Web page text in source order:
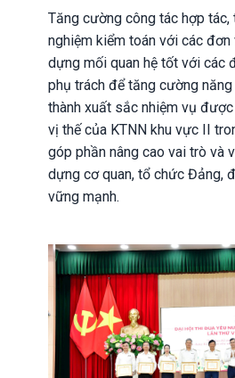
Tăng cường công tác hợp
nghiệm kiểm toán với các đơn
dựng mối quan hệ tốt với các
phụ trách để tăng cường
thành xuất sắc nhiệm vụ
vị thế của KTNN khu vực II
góp phần nâng cao vai trò và
dựng cơ quan, tổ chức Đảng,
vững mạnh.